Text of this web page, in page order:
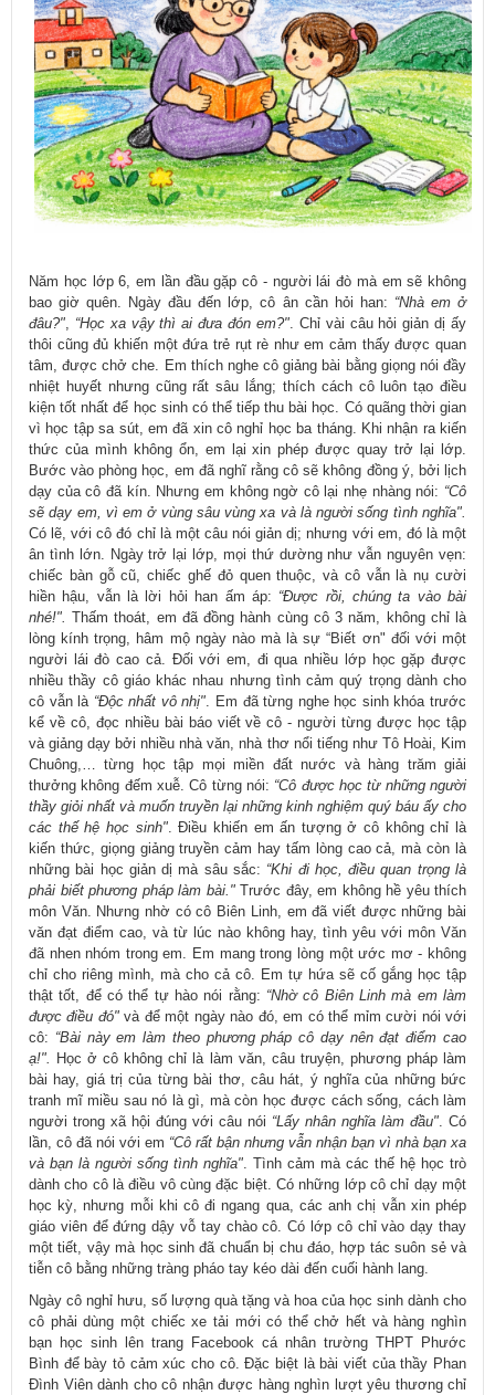
Năm học lớp 6, em lần đầu gặp cô - người lái đò mà em sẽ không
bao giờ quên. Ngày đầu đến lớp, cô ân cần hỏi han: “Nhà em ở
đâu?"
“Học xa vậy thì ai đưa đón em?". Chỉ vài câu hỏi giản dị ấy
thôi cũng đủ khiến một đứa trẻ rụt rè như em cảm thấy được quan
tâm, được chở che. Em thích nghe cô giảng bài bằng giọng nói đầy
nhiệt huyết nhưng cũng rất sâu lắng; thích cách cô luôn tạo điều
kiện tốt nhất để học sinh có thể tiếp thu bài học. Có quãng thời gian
vì học tập sa sút, em đã xin cô nghỉ học ba tháng. Khi nhận ra kiến
thức của mình không ổn, em lại xin phép được quay trở lại lớp.
Bước vào phòng học, em đã nghĩ rằng cô sẽ không đồng ý, bởi lịch
dạy của cô đã kín. Nhưng em không ngờ cô lại nhẹ nhàng nói: “Cô
sẽ dạy em, vì em ở vùng sâu vùng xa và là người sống tình nghĩa".
Có lẽ, với cô đó chỉ là một câu nói giản dị; nhưng với em, đó là một
ân tình lớn. Ngày trở lại lớp, mọi thứ dường như vẫn nguyên vẹn:
chiếc bàn gỗ cũ, chiếc ghế đỏ quen thuộc, và cô vẫn là nụ cười
hiền hậu, vẫn là lời hỏi han ấm áp: “Được rồi, chúng ta vào bài
nhé!".Thấm thoát, em đã đồng hành cùng cô 3 năm, không chỉ là
lòng kính trọng, hâm mộ ngày nào mà là sự “Biết ơn" đối với một
người lái đò cao cả. Đối với em, đi qua nhiều lớp học gặp được
nhiều thầy cô giáo khác nhau nhưng tình cảm quý trọng dành cho
cô vẫn là “Độc nhất vô nhị" . Em đã từng nghe học sinh khóa trước
kể về cô, đọc nhiều bài báo viết về cô - người từng được học tập
và giảng dạy bởi nhiều nhà văn, nhà thơ nổi tiếng như Tô Hoài, Kim
Chuông,… từng học tập mọi miền đất nước và hàng trăm giải
thưởng không đếm xuễ. Cô từng nói: “Cô được học từ những người
thầy giỏi nhất và muốn truyền lại những kinh nghiệm quý báu ấy cho
các thế hệ học sinh". Điều khiến em ấn tượng ở cô không chỉ là
kiến thức, giọng giảng truyền cảm hay tấm lòng cao cả, mà còn là
những bài học giản dị mà sâu sắc: “Khi đi học, điều quan trọng là
phải biết phương pháp làm bài."Trước đây, em không hề yêu thích
môn Văn. Nhưng nhờ có cô Biên Linh, em đã viết được những bài
văn đạt điểm cao, và từ lúc nào không hay, tình yêu với môn Văn
đã nhen nhóm trong em. Em mang trong lòng một ước mơ - không
chỉ cho riêng mình, mà cho cả cô. Em tự hứa sẽ cố gắng học tập
thật tốt, để có thể tự hào nói rằng: “Nhờ cô Biên Linh mà em làm
được điều đó"và để một ngày nào đó, em có thể mỉm cười nói với
cô: “Bài này em làm theo phương pháp cô dạy nên đạt điểm cao
ạ!".
Học ở cô không chỉ là làm văn, câu truyện, phương pháp làm
bài hay, giá trị của từng bài thơ, câu hát, ý nghĩa của những bức
tranh mĩ miều sau nó là gì, mà còn học được cách sống, cách làm
người trong xã hội đúng với câu nói “Lấy nhân nghĩa làm đầu" . Có
lần, cô đã nói với em “Cô rất bận nhưng vẫn nhận bạn vì nhà bạn xa
và bạn là người sống tình nghĩa" . Tình cảm mà các thế hệ học trò
dành cho cô là điều vô cùng đặc biệt. Có những lớp cô chỉ dạy một
học kỳ, nhưng mỗi khi cô đi ngang qua, các anh chị vẫn xin phép
giáo viên để đứng dậy vỗ tay chào cô. Có lớp cô chỉ vào dạy thay
một tiết, vậy mà học sinh đã chuẩn bị chu đáo, hợp tác suôn sẻ và
tiễn cô bằng những tràng pháo tay kéo dài đến cuối hành lang.
Ngày cô nghỉ hưu, số lượng quà tặng và hoa của học sinh dành cho
cô phải dùng một chiếc xe tải mới có thể chở hết và hàng nghìn
bạn học sinh lên trang Facebook cá nhân trường THPT Phước
Bình để bày tỏ cảm xúc cho cô. Đặc biệt là bài viết của thầy Phan
Đình Viên dành cho cô nhận được hàng nghìn lượt yêu thương chỉ